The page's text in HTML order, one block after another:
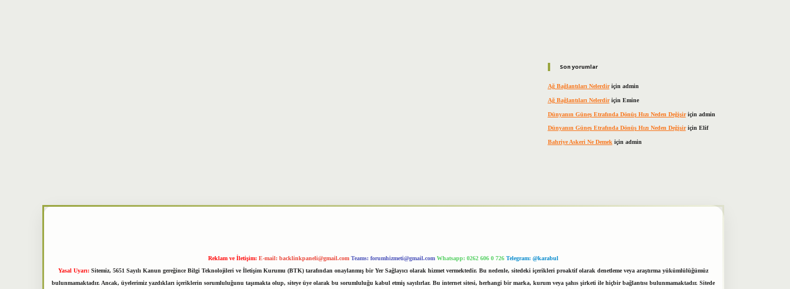
Son yorumlar
Ağ Bağlantıları Nelerdiriçin admin
Ağ Bağlantıları Nelerdiriçin Emine
Dünyanın Güneş Etrafında Dönüş Hızı Neden Değişiriçin admin
Dünyanın Güneş Etrafında Dönüş Hızı Neden Değişiriçin Elif
Bahriye Askeri Ne Demek için admin
Reklam ve İletişim: E-mail: backlinkpaneli@gmail.com Teams: forumhizmeti@gmail.com Whatsapp: 0262 606 0 726 Telegram: @karabul
Yasal Uyarı: Sitemiz, 5651 Sayılı Kanun gereğince Bilgi Teknolojileri ve İletişim Kurumu (BTK) tarafından onaylanmış bir Yer Sağlayıcı olarak hizmet vermektedir. Bu nedenle, sitedeki içerikleri proaktif olarak denetleme veya araştırma yükümlülüğümüz
bulunmamaktadır. Ancak, üyelerimiz yazdıkları içeriklerin sorumluluğunu taşımakta olup, siteye üye olarak bu sorumluluğu kabul etmiş sayılırlar. Bu internet sitesi, herhangi bir marka, kurum veya şahıs şirketi ile hiçbir bağlantısı bulunmamaktadır. Sitede